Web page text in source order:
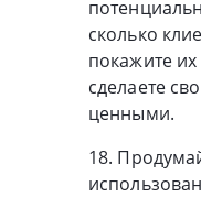
сколько
покажите
сделаете
ценными.
18.